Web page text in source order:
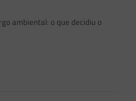
ambiental: o que decidiu o